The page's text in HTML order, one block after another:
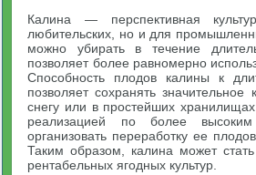
Калина — перспективная
любительских, но и для
можно убирать в течение
позволяет более равномерно
Способность плодов калины к
позволяет сохранять значительное
снегу или в простейших
реализацией по более
организовать переработку ее
Таким образом, калина может
рентабельных ягодных культур.